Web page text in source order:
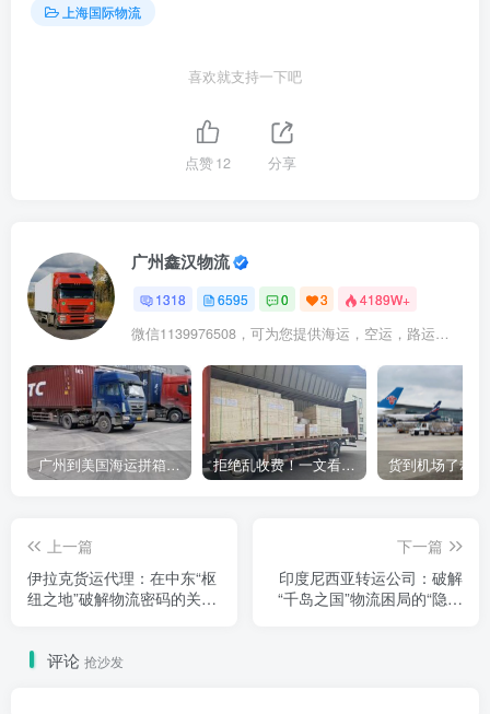
上海国际物流
喜欢就支持一下吧
点赞12 分享
广州鑫汉物流
1318 6595 0 3 4189W+
微信1139976508，可为您提供海运，空运，路运，铁路运输
广州到美国海运拼箱多少钱？2024年最新运费构成+隐藏费用避坑指南 拒绝乱收费！一文看懂中国货代计费套路，教你避开所有隐形坑
上一篇
伊拉克货运代理：在中东“枢
纽之地”破解物流密码的关键
下一篇
印度尼西亚转运公司：破解
“千岛之国”物流困局的“隐形
评论 抢沙发